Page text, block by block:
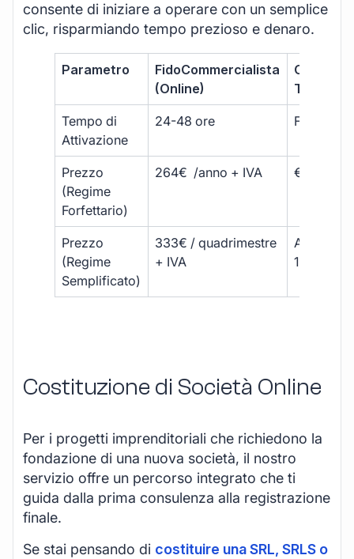
consente di iniziare a operare con un semplice
clic, risparmiando tempo prezioso e denaro.
Parametro
FidoCommercialista
(Online)
Tempo di
Attivazione
24-48 ore Fino a 30
Prezzo
(Regime
Forfettario)
264€ /anno + IVA €500 –
Prezzo
(Regime
Semplificato)
333€ / quadrimestre
+ IVA
A partire
1800 € +
Costituzione di Società Online
Per i progetti imprenditoriali che richiedono la
fondazione di una nuova società, il nostro
servizio offre un percorso integrato che ti
guida dalla prima consulenza alla registrazione
finale.
Se stai pensando di costituire una SRL, SRLS o